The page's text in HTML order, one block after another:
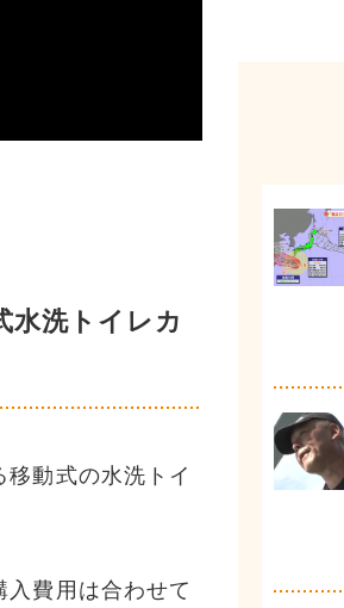
水洗トイレカ
動式の水洗トイ
費用は合わせて